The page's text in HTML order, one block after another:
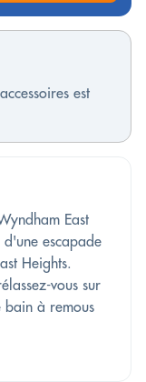
est
East
escapade
Heights.
vous sur
bain à remous